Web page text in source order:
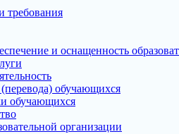
требования
и оснащенность
обучающихся
обучающихся
организации